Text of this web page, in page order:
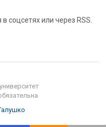
соцсетях или через RSS.